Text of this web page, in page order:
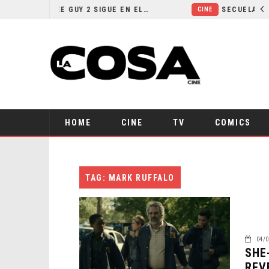
¿POR QUÉ FREE GUY 2 SIGUE EN EL LIMBO?
HOME CINE TV COMICS
TAG: MARK RUFFALO
04/